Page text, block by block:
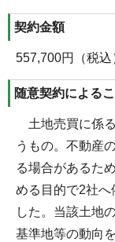
契約金額
557,700円（税込
随意契約による
土地売買に係
うもの。不動産
る場合があるた
める目的で2社へ
した。当該土地
基準地等の動向